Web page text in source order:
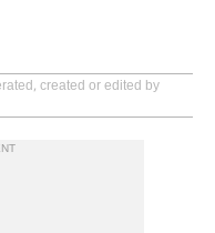
created or edited by